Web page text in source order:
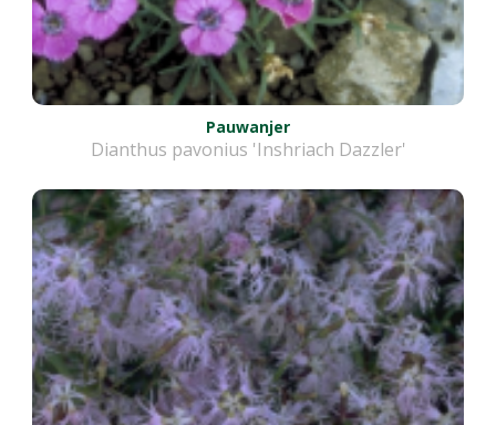
Pauwanjer
Dianthus pavonius 'Inshriach Dazzler'